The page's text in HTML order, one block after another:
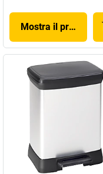
Mostra il prodotto